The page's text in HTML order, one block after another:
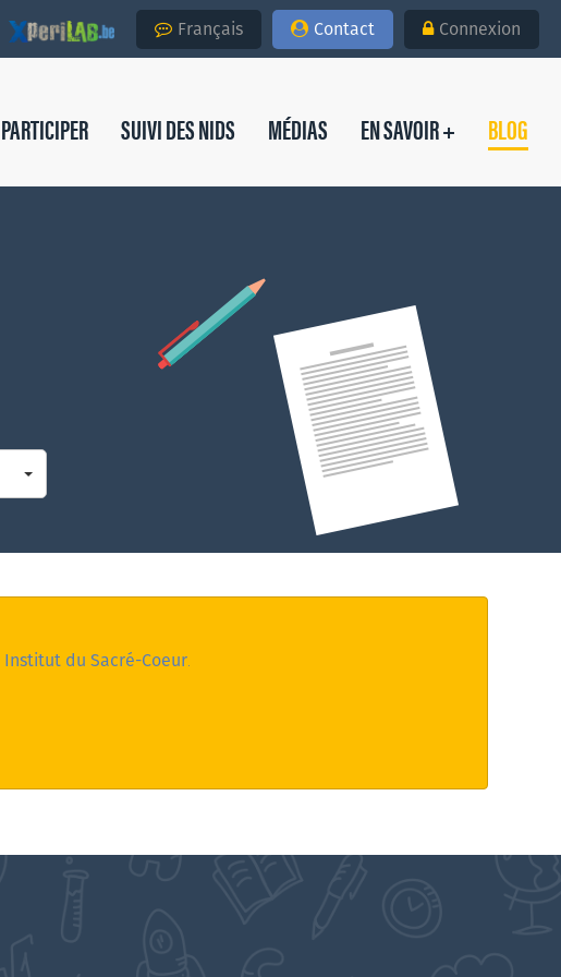
Français Contact Connexion
PARTICIPER SUIVI DES NIDS MÉDIAS EN SAVOIR + BLOG
Institut du Sacré-Coeur.